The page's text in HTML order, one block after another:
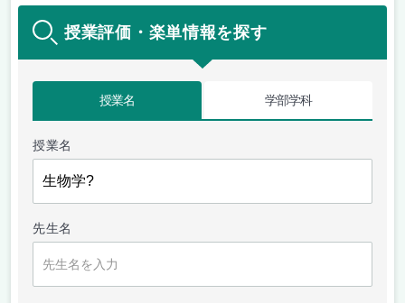
授業評価・楽単情報を探す
授業名 学部学科
授業名
先生名